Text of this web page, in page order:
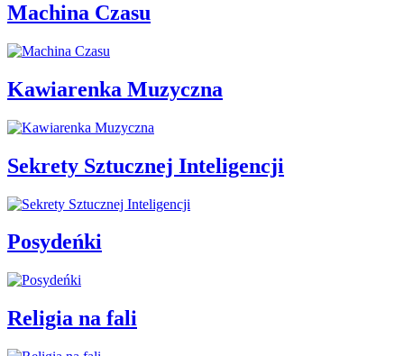
Machina Czasu
Kawiarenka Muzyczna
Sekrety Sztucznej Inteligencji
Posydeńki
Religia na fali